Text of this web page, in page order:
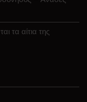
τα αίτια της